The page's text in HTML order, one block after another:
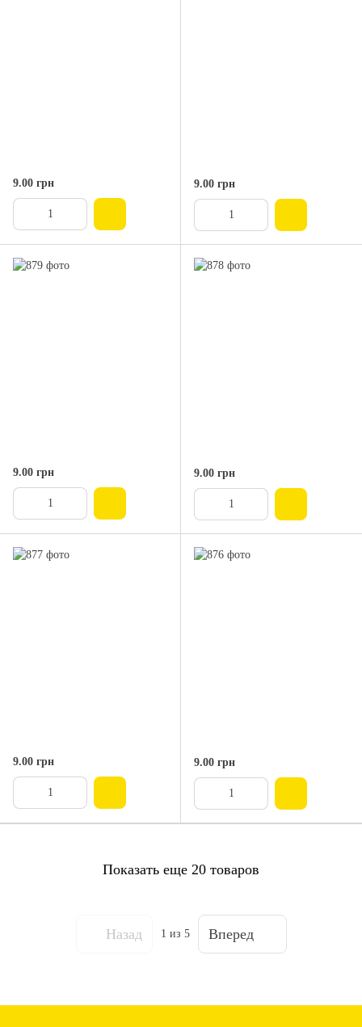
9.00 грн 9.00 грн
9.00 грн 9.00 грн
9.00 грн 9.00 грн
Показать еще 20 товаров
Назад 1 из 5 Вперед